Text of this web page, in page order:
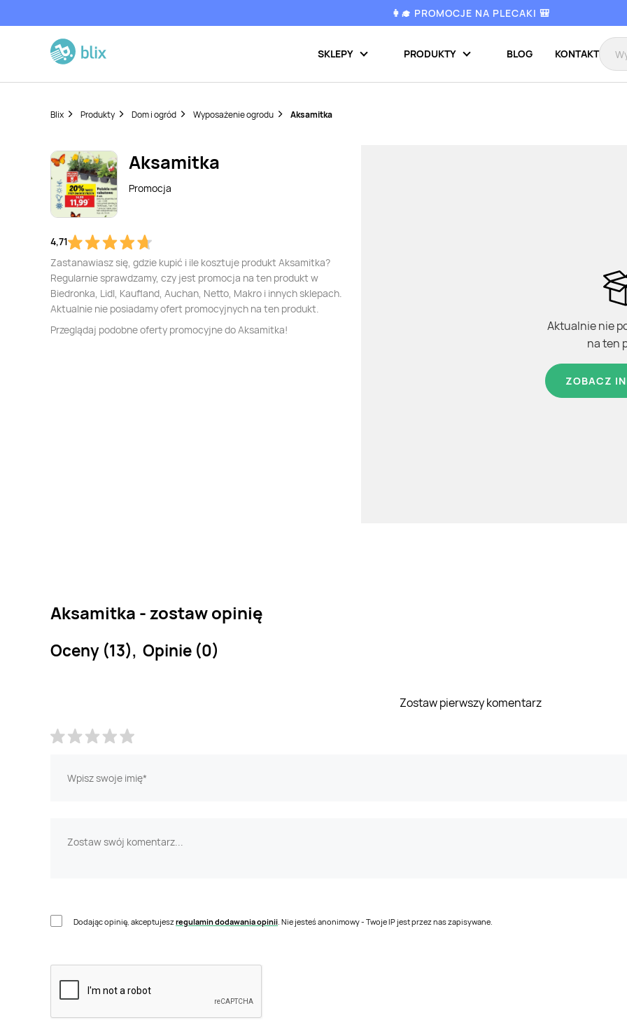
👩‍🎓 PROMOCJE NA PLECAKI 🎒
SKLEPY PRODUKTY BLOG KONTAKT
Blix Produkty Dom i ogród Wyposażenie ogrodu Aksamitka
Aksamitka
Promocja
4,71
Zastanawiasz się, gdzie kupić i ile kosztuje produkt Aksamitka?
Regularnie sprawdzamy, czy jest promocja na ten produkt w
Biedronka, Lidl, Kaufland, Auchan, Netto, Makro i innych sklepach.
Aktualnie nie posiadamy ofert promocyjnych na ten produkt.
Przeglądaj podobne oferty promocyjne do Aksamitka!
Aktualnie nie
na ten
ZOBACZ
Aksamitka - zostaw opinię
Oceny (13), Opinie (0)
Zostaw pierwszy komentarz
Dodając opinię, akceptujeszregulamin dodawania opinii . Nie jesteś anonimowy - Twoje IP jest przez nas zapisywane.